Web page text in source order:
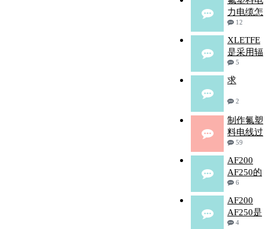
力电缆怎
12
XLETFE
是采用辐
5
求
2
制作氟塑
料电线过
59
AF200
AF250的
6
AF200
AF250是
4